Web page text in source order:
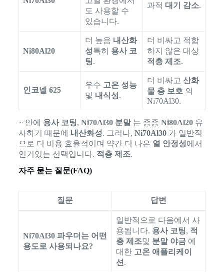
도 사용할 수
있습니다.
과적 대기 감소.
Ni80Al20
더 높음 내산화
성특히 용사 코
팅.
더 비싸고 적합
하지 않은 대상
적층 제조.
인코넬 625
우수 고온 성능
및 내식성.
더 비싸고 산화
물 층 보호 의
Ni70Al30.
~ 안에 용사 코팅, Ni70Al30 분말는 종종 Ni80Al20유
사하기 때문에 내산화성. 그러나, Ni70Al30가 일반적
으로 더 비용 효율적이며 약간 더 나은 열 안정성에서
인기있는 선택입니다. 적층 제조.
자주 묻는 질문(FAQ)
질문 답변
Ni70Al30 파우더는 어떤
용도로 사용되나요?
일반적으로 다음에서 사
용됩니다. 용사 코팅, 적
층 제조및 분말 야금에
대한 고온 애플리케이
션.